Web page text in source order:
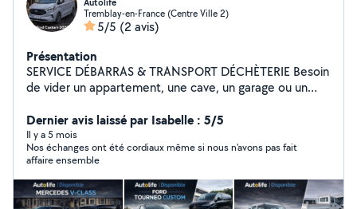
Tremblay-en-France (Centre Ville 2)
5/5 (2 avis)
Présentation
SERVICE DÉBARRAS & TRANSPORT DÉCHÈTERIE Besoin
de vider un appartement, une cave, un garage ou un
appartement Enlèvement encombrants Transport vers
déchèterie Déchets verts Gravats, meubles,
électroménager Vous avez besoin de libérer de l'espace
rapidement ? Nous intervenons pour : Succession Syndic
/ immeuble Chantier Local commercial Transport et tri
Chargement, manutention inclus Intervention rapide
Dernier avis laissé par Isabelle : 5/5
Il y a 5 mois
Nos échanges ont été cordiaux même si nous n'avons pas fait
affaire ensemble